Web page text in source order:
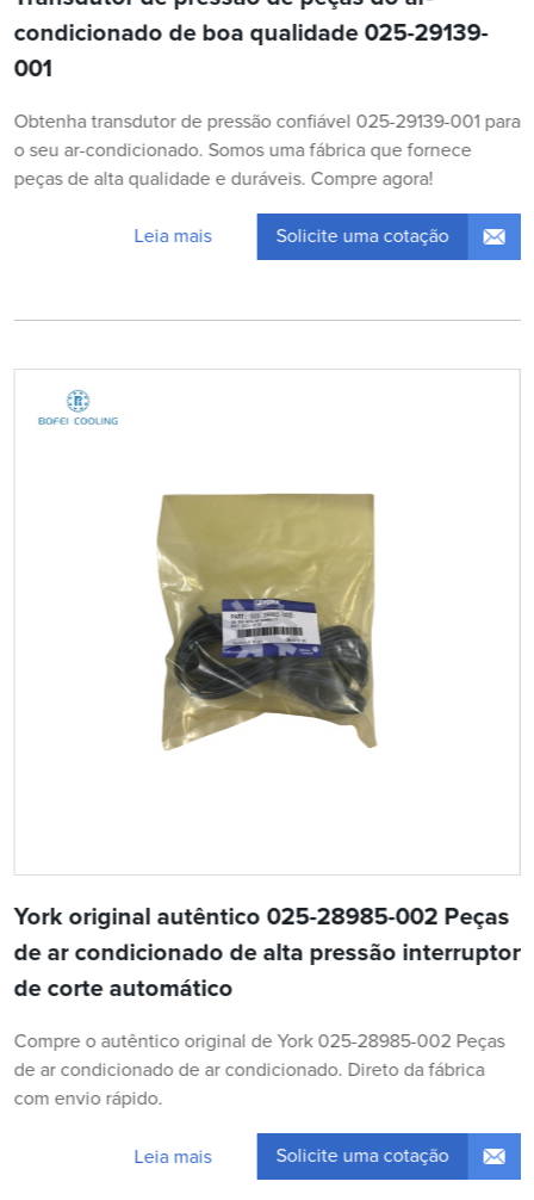
condicionado de boa qualidade 025-29139-
001
Obtenha transdutor de pressão confiável 025-29139-001 para
o seu ar-condicionado. Somos uma fábrica que fornece
peças de alta qualidade e duráveis. Compre agora!
Leia mais Solicite uma cotação
York original autêntico 025-28985-002 Peças
de ar condicionado de alta pressão interruptor
de corte automático
Compre o autêntico original de York 025-28985-002 Peças
de ar condicionado de ar condicionado. Direto da fábrica
com envio rápido.
Leia mais Solicite uma cotação